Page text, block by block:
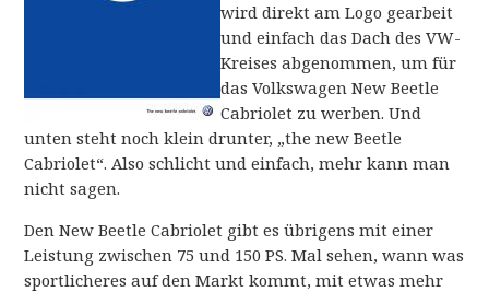
wird direkt am Logo gearbeit
und einfach das Dach des VW-
Kreises abgenommen, um für
das Volkswagen New Beetle
Cabriolet zu werben. Und
unten steht noch klein drunter, „the new Beetle
Cabriolet“. Also schlicht und einfach, mehr kann man
nicht sagen.
Den New Beetle Cabriolet gibt es übrigens mit einer
Leistung zwischen 75 und 150 PS. Mal sehen, wann was
sportlicheres auf den Markt kommt, mit etwas mehr